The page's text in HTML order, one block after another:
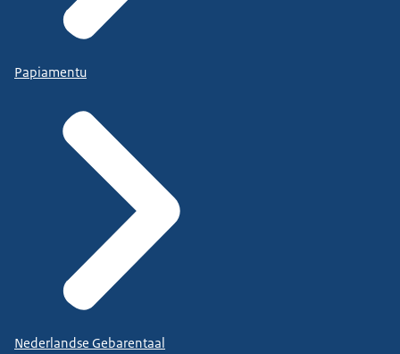
Papiamentu
Nederlandse Gebarentaal